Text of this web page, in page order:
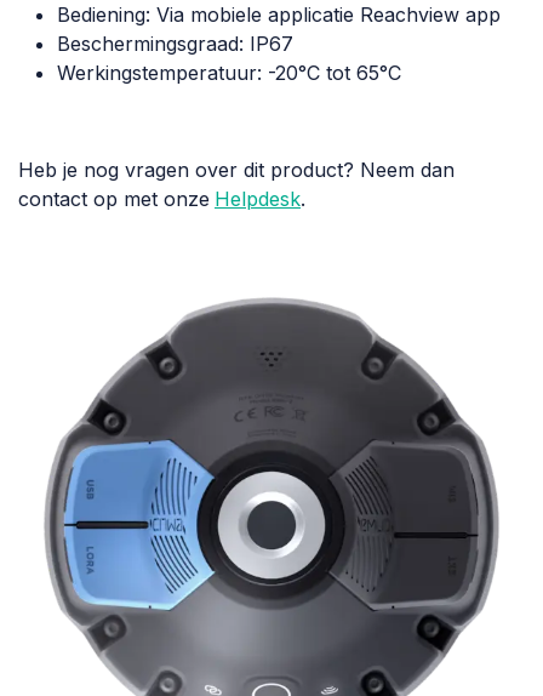
Bediening: Via mobiele applicatie Reachview app
Beschermingsgraad: IP67
Werkingstemperatuur: -20°C tot 65°C
Heb je nog vragen over dit product? Neem dan
contact op met onze Helpdesk.